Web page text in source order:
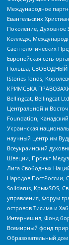
Международное
Евангельских
Поколение, Духовное
Колледж,
Саентологических
Европейская сеть
Польша, СВОБОДНЫЙ
IStories fonds,
КРИМСЬКА
Bellingcat, Bellingcat
Центральной и
Foundation,
Украинская
научный центр им
Всеукраинский
Швеции, Проект
Лига Свободных
Народов ПостРоссии,
Solidarus, КрымSOS,
управления, Форум
островов Тисима и
Интернешнл, Фонд
Всемирный фонд
Образовательный